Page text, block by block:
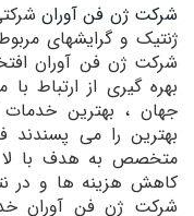
شرکت ژن فن آوران
شرکت ژن فن آوران
بهره گیری از ارتباط
جهان ، بهترین
بهترین را می پسندند
متخصص به هدف با
کاهش هزینه ها و در
شرکت ژن فن آوران